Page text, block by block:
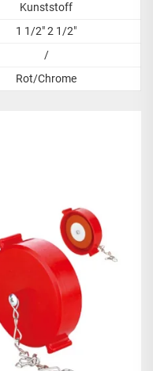
Kunststoff
1 1/2" 2 1/2"
/
Rot/Chrome